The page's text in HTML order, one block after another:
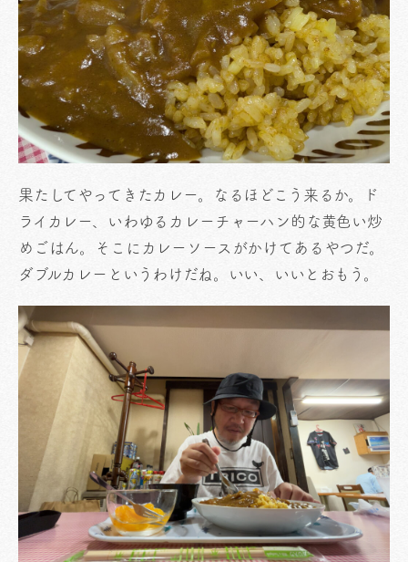
果たしてやってきたカレー。なるほどこう来るか。ド
ライカレー、いわゆるカレーチャーハン的な黄色い炒
めごはん。そこにカレーソースがかけてあるやつだ。
ダブルカレーというわけだね。いい、いいとおもう。